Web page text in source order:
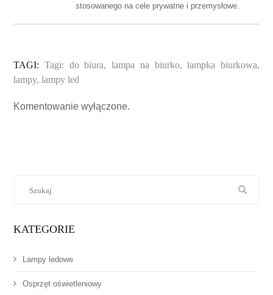
stosowanego na cele prywatne i przemysłowe.
TAGI: Tagi: do biura, lampa na biurko,lampka biurkowa,
lampy, lampy led
Komentowanie wyłączone.
KATEGORIE
Lampy ledowe
Osprzęt oświetleniowy